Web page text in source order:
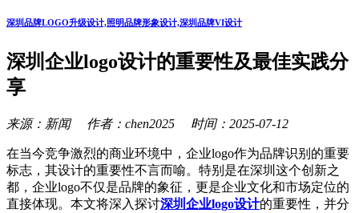
深圳品牌LOGO升级设计,照明品牌形象设计,深圳品牌VI设计
深圳企业logo设计的重要性及最佳实践分
享‌
来源：新闻 作者：chen2025 时间：2025-07-12
在当今竞争激烈的商业环境中，企业logo作为品牌识别的重要
标志，其设计的重要性不言而喻。特别是在深圳这个创新之
都，企业logo不仅是品牌的象征，更是企业文化和市场定位的
直接体现。本文将深入探讨深圳企业logo设计的重要性，并分